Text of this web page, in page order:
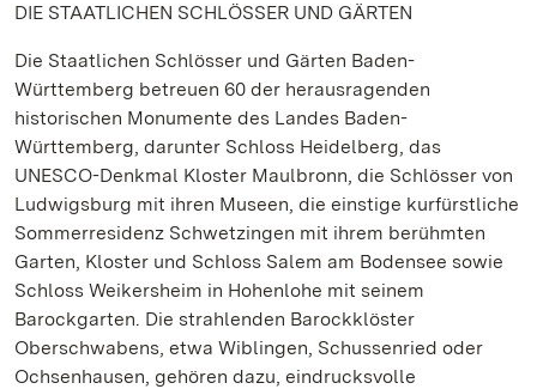
DIE STAATLICHEN SCHLÖSSER UND GÄRTEN
Die Staatlichen Schlösser und Gärten Baden-
Württemberg betreuen 60 der herausragenden
historischen Monumente des Landes Baden-
Württemberg, darunter Schloss Heidelberg, das
UNESCO-Denkmal Kloster Maulbronn, die Schlösser von
Ludwigsburg mit ihren Museen, die einstige kurfürstliche
Sommerresidenz Schwetzingen mit ihrem berühmten
Garten, Kloster und Schloss Salem am Bodensee sowie
Schloss Weikersheim in Hohenlohe mit seinem
Barockgarten. Die strahlenden Barockklöster
Oberschwabens, etwa Wiblingen, Schussenried oder
Ochsenhausen, gehören dazu, eindrucksvolle